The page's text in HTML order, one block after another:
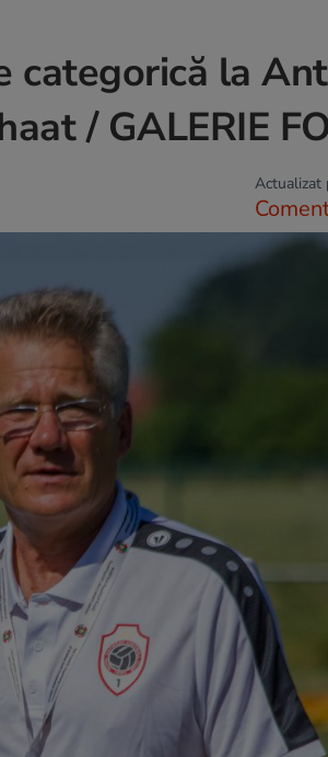
categorică la
/ GALERIE
Actualizat